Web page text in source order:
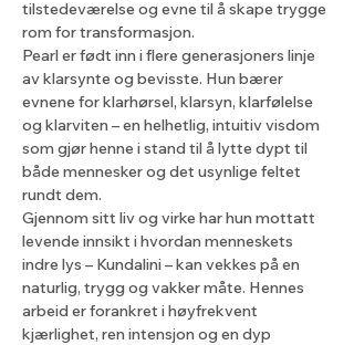
tilstedeværelse og evne til å skape trygge
rom for transformasjon.
Pearl er født inn i flere generasjoners linje
av klarsynte og bevisste. Hun bærer
evnene for klarhørsel, klarsyn, klarfølelse
og klarviten – en helhetlig, intuitiv visdom
som gjør henne i stand til å lytte dypt til
både mennesker og det usynlige feltet
rundt dem.
Gjennom sitt liv og virke har hun mottatt
levende innsikt i hvordan menneskets
indre lys – Kundalini – kan vekkes på en
naturlig, trygg og vakker måte. Hennes
arbeid er forankret i høyfrekvent
kjærlighet, ren intensjon og en dyp